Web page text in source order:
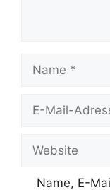
Mail-
Name, E-